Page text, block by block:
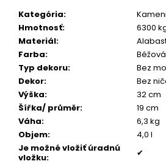
Kategória:
Hmotnosť:
6300
Materiál:
Farba:
Béžová
Typ dekoru:
Bez
Dekor:
Bez
Výška:
32 cm
Šířka/ průměr:
19 cm
Váha:
6,3 kg
Objem:
4,0 l
Je možné vložiť úradnú
vložku:
✔
ú
č
a
m
e
POZLÁTENÝ
PRSTEŇ
PERLEŤ
€160